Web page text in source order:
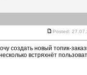
Posted:
создать новый топик-
встряхнёт